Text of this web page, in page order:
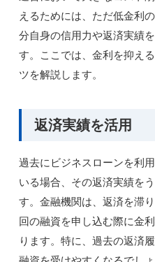
えるためには、ただ低金利
分自身の信用力や返済実績
す。ここでは、金利を抑え
ツを解説します。
返済実績を活用
過去にビジネスローンを利
いる場合、その返済実績を
す。金融機関は、返済を滞
回の融資を申し込む際に金
ります。特に、過去の返済